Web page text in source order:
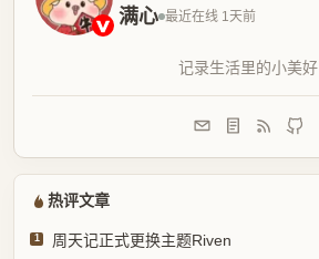
满心 最近在线 1天前
记录生活里的小美好
热评文章
1 周天记正式更换主题Riven